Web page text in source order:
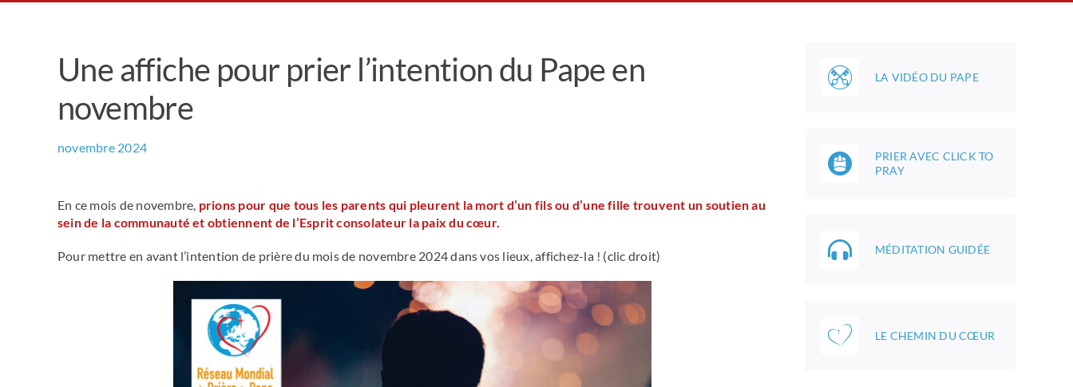
Une affiche pour prier l’intention du Pape en
novembre
novembre 2024
En ce mois de novembre, prions pour que tous les parents qui pleurent la mort d’un fils ou d’une fille trouvent un soutien au
sein de la communauté et obtiennent de l’Esprit consolateur la paix du cœur.
Pour mettre en avant l’intention de prière du mois de novembre 2024 dans vos lieux, affichez-la ! (clic droit)
LA VIDÉO DU PAPE
PRIER AVEC CLICK TO
PRAY
MÉDITATION GUIDÉE
LE CHEMIN DU CŒUR